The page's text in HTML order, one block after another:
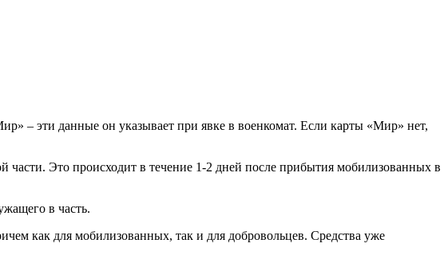
– эти данные он указывает при явке в военкомат. Если карты «Мир» нет,
части. Это происходит в течение 1-2 дней после прибытия мобилизованных в
в часть.
как для мобилизованных, так и для добровольцев. Средства уже